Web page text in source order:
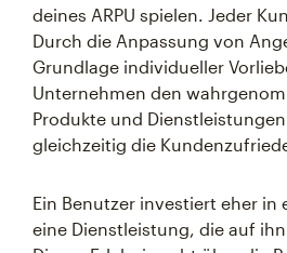
deines ARPU spielen. Jeder
Durch die Anpassung von
Grundlage individueller
Unternehmen den
Produkte und
gleichzeitig die
Ein Benutzer investiert eher in
eine Dienstleistung, die auf